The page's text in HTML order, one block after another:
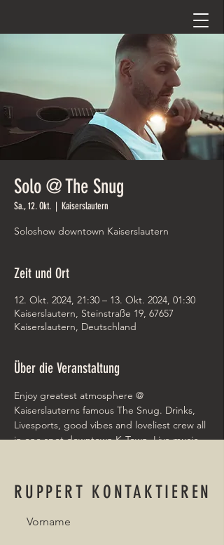
Solo @ The Snug
Sa., 12. Okt.
  |
Kaiserslautern
Soloshow downtown Kaiserslautern
Zeit und Ort
12. Okt. 2024, 21:30 – 13. Okt. 2024, 01:30
Kaiserslautern, Steinstraße 19, 67657
Kaiserslautern, Deutschland
Über die Veranstaltung
Enjoy greatest atmosphere @
Kaiserslauterns famous The Snug. Drinks,
Livesports, good vibes and loveliest crew all
in one spot downtown K-Town. Live music
RUPPERT KONTAKTIEREN
Vorname